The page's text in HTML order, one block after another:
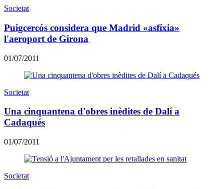
Societat
Puigcercós considera que Madrid «asfíxia»
l'aeroport de Girona
01/07/2011
Societat
Una cinquantena d'obres inèdites de Dalí a
Cadaqués
01/07/2011
Societat